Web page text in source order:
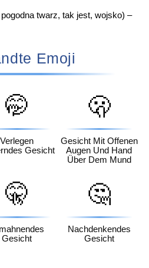
twarz, tak jest, wojsko) –
Emoji
🤭
Verlegen
Gesicht
🫢
Gesicht Mit Offenen
Augen Und Hand
Über Dem Mund
🤫
Gesicht
🤔
Nachdenkendes
Gesicht